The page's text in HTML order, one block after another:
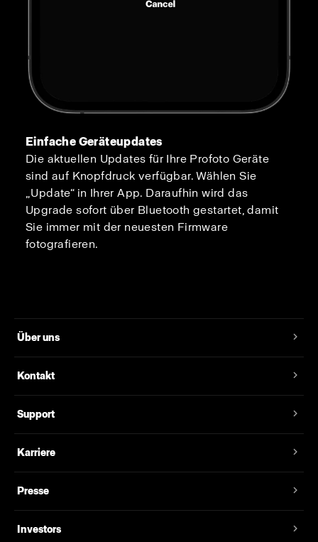
Einfache Geräteupdates
Die aktuellen Updates für Ihre Profoto Geräte
sind auf Knopfdruck verfügbar. Wählen Sie
„Update“ in Ihrer App. Daraufhin wird das
Upgrade sofort über Bluetooth gestartet, damit
Sie immer mit der neuesten Firmware
fotografieren.
Über uns
Kontakt
Support
Karriere
Presse
Investors